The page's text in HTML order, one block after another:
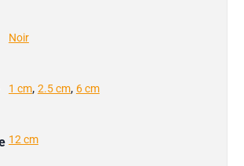
Noir
1 cm, 2.5 cm, 6 cm
12 cm